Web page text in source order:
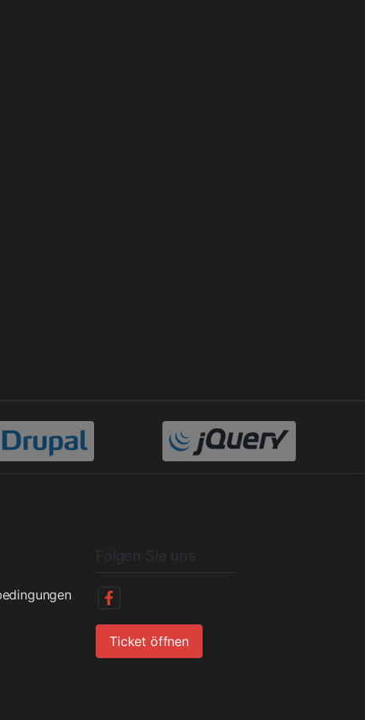
Folgen Sie uns
Ticket öffnen